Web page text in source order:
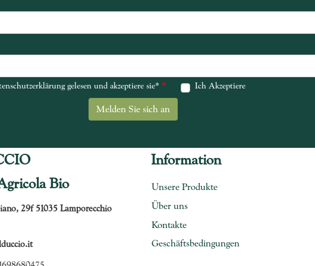
gelesen und akzeptiere sie* *
gelesen und akzeptiere sie* * Ich Akzeptiere
Bio
29f 51035 Lamporecchio
Information
Unsere Produkte
Über uns
Kontakte
Geschäftsbedingungen